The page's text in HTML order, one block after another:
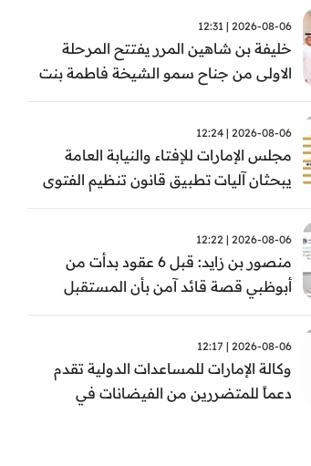
2026-08-06 | 12:31
خليفة بن شاهين المرر يفتتح المرحلة
الاولى من جناح سمو الشيخة فاطمة بنت
مبارك للجراحة النسائية والتوليد في
2026-08-06 | 12:24
مجلس الإمارات للإفتاء والنيابة العامة
يبحثان آليات تطبيق قانون تنظيم الفتوى
وضبط المخالفات
2026-08-06 | 12:22
منصور بن زايد: قبل 6 عقود بدأت من
أبوظبي قصة قائد آمن بأن المستقبل
يُصنع بالإرادة والعمل
2026-08-06 | 12:17
وكالة الإمارات للمساعدات الدولية تقدم
دعماً للمتضررين من الفيضانات في